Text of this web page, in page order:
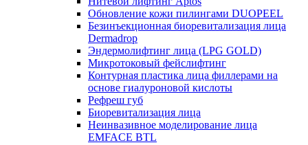
Обновление кожи пилингами DUOPEEL
Безинъекционная биоревитализация лица
Dermadrop
Эндермолифтинг лица (LPG GOLD)
Микротоковый фейслифтинг
Контурная пластика лица филлерами на
основе гиалуроновой кислоты
Рефреш губ
Биоревитализация лица
Неинвазивное моделирование лица
EMFACE BTL